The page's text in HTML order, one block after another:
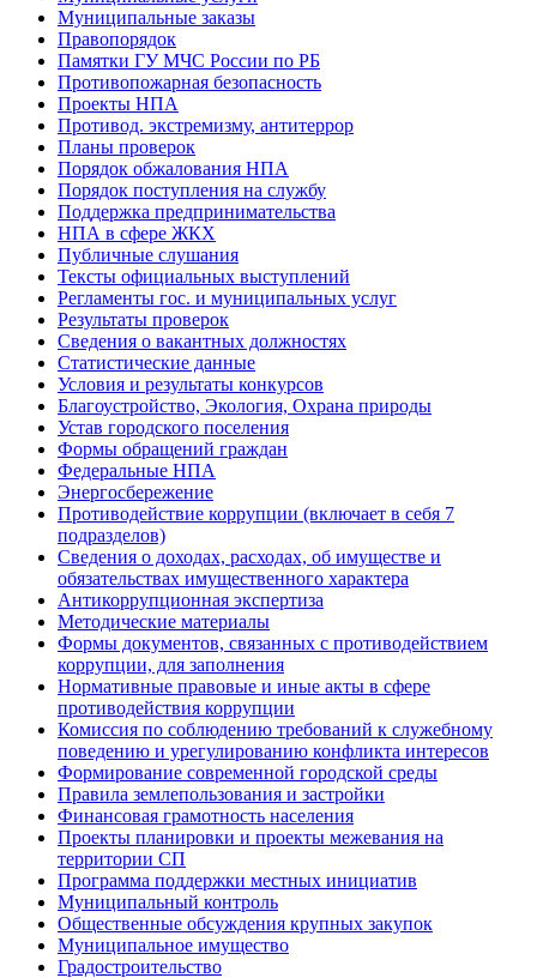
Муниципальные заказы
Правопорядок
Памятки ГУ МЧС России по РБ
Противопожарная безопасность
Проекты НПА
Противод. экстремизму, антитеррор
Планы проверок
Порядок обжалования НПА
Порядок поступления на службу
Поддержка предпринимательства
НПА в сфере ЖКХ
Публичные слушания
Тексты официальных выступлений
Регламенты гос. и муниципальных услуг
Результаты проверок
Сведения о вакантных должностях
Статистические данные
Условия и результаты конкурсов
Благоустройство, Экология, Охрана природы
Устав городского поселения
Формы обращений граждан
Федеральные НПА
Энергосбережение
Противодействие коррупции (включает в себя 7
подразделов)
Сведения о доходах, расходах, об имуществе и
обязательствах имущественного характера
Антикоррупционная экспертиза
Методические материалы
Формы документов, связанных с противодействием
коррупции, для заполнения
Нормативные правовые и иные акты в сфере
противодействия коррупции
Комиссия по соблюдению требований к служебному
поведению и урегулированию конфликта интересов
Формирование современной городской среды
Правила землепользования и застройки
Финансовая грамотность населения
Проекты планировки и проекты межевания на
территории СП
Программа поддержки местных инициатив
Муниципальный контроль
Общественные обсуждения крупных закупок
Муниципальное имущество
Градостроительство